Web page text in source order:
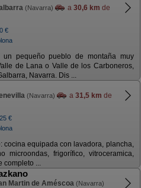
(Navarra) a 30,6 km de
€
un pequeño pueblo de montaña muy
de Lana o Valle de los Carboneros,
Navarra. Dis ...
(Navarra) a 31,5 km de
25 €
cocina equipada con lavadora, plancha,
microondas, frigorífico, vitroceramica,
completo ...
Martin de Améscoa (Navarra)